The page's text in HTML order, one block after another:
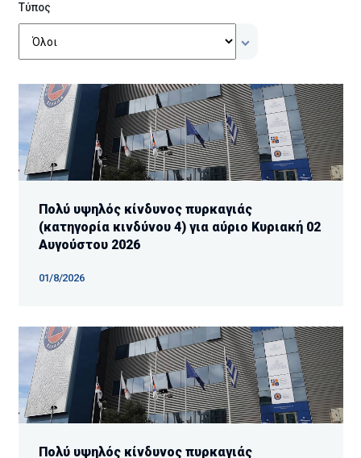
Τύπος
Πολύ υψηλός κίνδυνος πυρκαγιάς
(κατηγορία κινδύνου 4) για αύριο Κυριακή 02
Αυγούστου 2026
01/8/2026
Πολύ υψηλός κίνδυνος πυρκαγιάς